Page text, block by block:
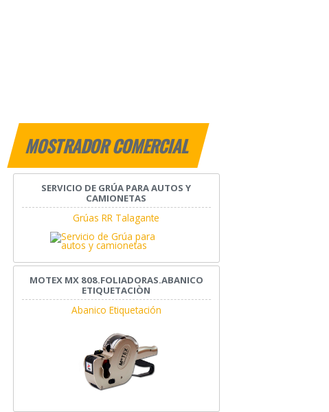
MOSTRADOR COMERCIAL
SERVICIO DE GRÚA PARA AUTOS Y
CAMIONETAS
Grúas RR Talagante
MOTEX MX 808.FOLIADORAS.ABANICO
ETIQUETACIÒN
Abanico Etiquetación